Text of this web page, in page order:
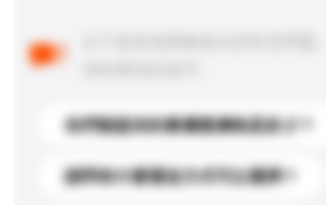
你們能提供的最優惠價格是多少？
請問有什麼運送方式可以選擇？